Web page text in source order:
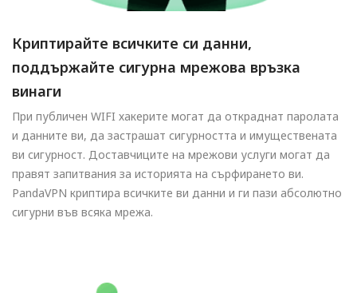
Криптирайте всичките си данни,
поддържайте сигурна мрежова връзка
винаги
При публичен WIFI хакерите могат да откраднат паролата
и данните ви, да застрашат сигурността и имуществената
ви сигурност. Доставчиците на мрежови услуги могат да
правят запитвания за историята на сърфирането ви.
PandaVPN криптира всичките ви данни и ги пази абсолютно
сигурни във всяка мрежа.